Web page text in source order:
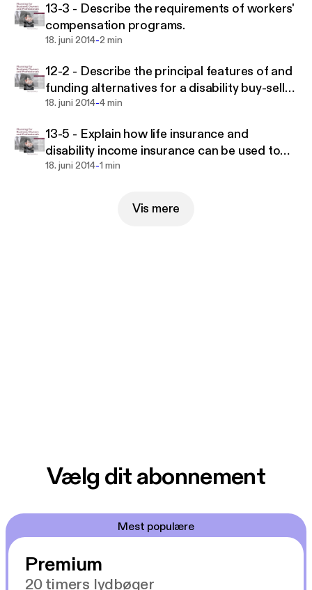
13-3 - Describe the requirements of workers'
compensation programs.
18. juni 2014-2 min
12-2 - Describe the principal features of and
funding alternatives for a disability buy-sell
agreement and explain how the funding for
integrated with the disability buy-sell
agreement.
18. juni 2014-4 min
13-5 - Explain how life insurance and
disability income insurance can be used to
protect the business from the loss of a key
18. juni 2014-1 min
Vis mere
Vælg dit abonnement
Mest populære
Premium
20 timers lydbøger